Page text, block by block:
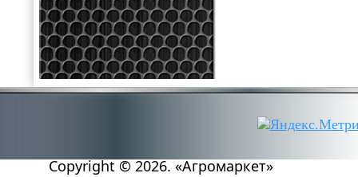
Copyright © 2026. «Агромаркет»